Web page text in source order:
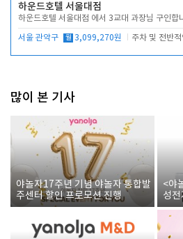
하운드호텔 서울대점
하운드호텔 서울대점 에서 3교대 과장님 구인합
서울 관악구 월 3,099,270원
많이 본 기사
야놀자17주년 기념 야놀자 통합발
주센터 할인 프로모션 진행
<야
성